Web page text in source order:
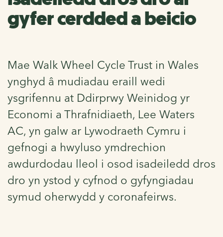
gyfer cerdded a beicio
Mae Walk Wheel Cycle Trust in Wales
ynghyd â mudiadau eraill wedi
ysgrifennu at Ddirprwy Weinidog yr
Economi a Thrafnidiaeth, Lee Waters
AC, yn galw ar Lywodraeth Cymru i
gefnogi a hwyluso ymdrechion
awdurdodau lleol i osod isadeiledd dros
dro yn ystod y cyfnod o gyfyngiadau
symud oherwydd y coronafeirws.